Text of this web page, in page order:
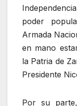
poder
Armada
en mano
la Patria de
Presidente
Por su